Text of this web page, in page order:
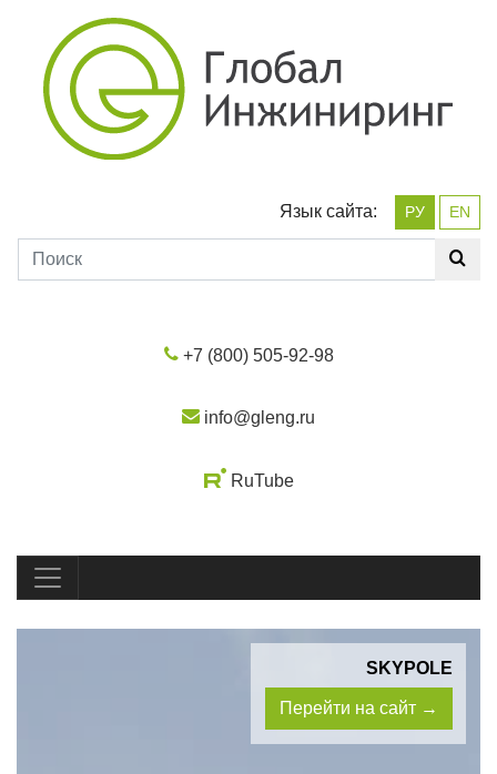
Язык сайта: РУ EN
+7 (800) 505-92-98
info@gleng.ru
RuTube
SKYPOLE
Перейти на сайт →